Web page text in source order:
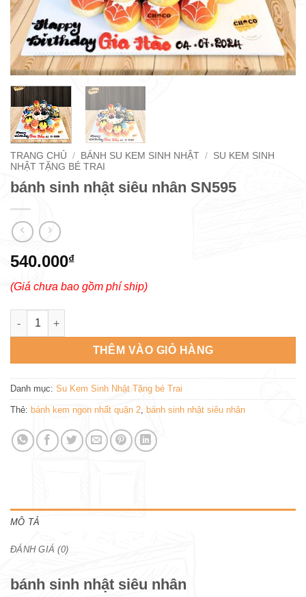
TRANG CHỦ / BÁNH SU KEM SINH NHẬT / SU KEM SINH
NHẬT TẶNG BÉ TRAI
bánh sinh nhật siêu nhân SN595
540.000₫
(Giá chưa bao gồm phí ship)
bánh sinh nhật siêu nhân SN595 số lượng
THÊM VÀO GIỎ HÀNG
Danh mục: Su Kem Sinh Nhật Tặng bé Trai
Thẻ: bánh kem ngon nhất quận 2, bánh sinh nhật siêu nhân
MÔ TẢ
ĐÁNH GIÁ (0)
bánh sinh nhật siêu nhân